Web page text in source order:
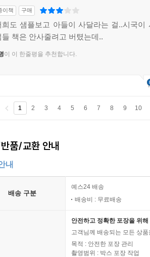
이책 구매
희도 샘플보고 아들이 사달라는 걸..시국이
들 책은 안사줄려고 버텼는데..
이 이 한줄평을 추천합니다.
1 2 3 4 5 6 7 8 9 10
품/교환 안내
내
배송 구분
예스24 배송
배송비 : 무료배송
안전하고 정확한 포장을 위
고객님께 배송되는 모든 상
목적 : 안전한 포장 관리
촬영범위 : 박스 포장 작업